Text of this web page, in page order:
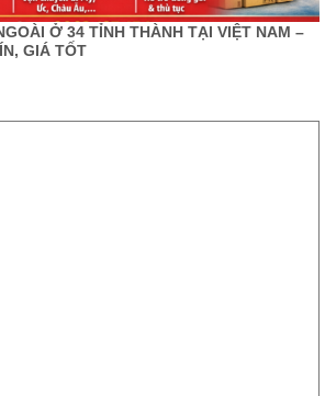
Ở 34 TỈNH THÀNH TẠI VIỆT NAM –
GIÁ TỐT